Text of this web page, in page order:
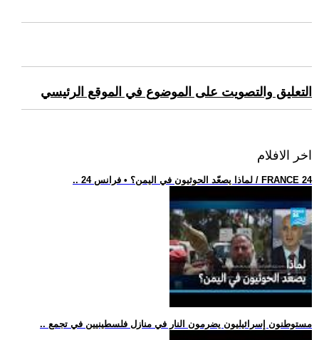
التعليق والتصويت على الموضوع في الموقع الرئيسي
اخر الافلام
.. لماذا يصعّد الحوثيون في اليمن؟ • فرانس 24 / FRANCE 24
.. مستوطنون إسرائيليون يضرمون النار في منازل فلسطينيين في تجمع